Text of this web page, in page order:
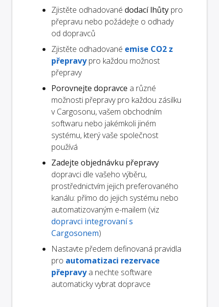
Zjistěte odhadované dodací lhůty pro
přepravu nebo požádejte o odhady
od dopravců
Zjistěte odhadované emise CO2 z
přepravypro každou možnost
přepravy
Porovnejte dopravce a různé
možnosti přepravy pro každou zásilku
v Cargosonu, vašem obchodním
softwaru nebo jakémkoli jiném
systému, který vaše společnost
používá
Zadejte objednávku přepravy
dopravci dle vašeho výběru,
prostřednictvím jejich preferovaného
kanálu: přímo do jejich systému nebo
automatizovaným e-mailem (viz
dopravci integrovaní s
Cargosonem)
Nastavte předem definovaná pravidla
pro automatizaci rezervace
přepravya nechte software
automaticky vybrat dopravce